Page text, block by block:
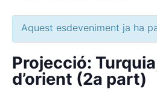
Aquest esdeveniment ja ha
Projecció:
d’orient (2a part)